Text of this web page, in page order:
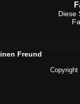
Diese
Freund